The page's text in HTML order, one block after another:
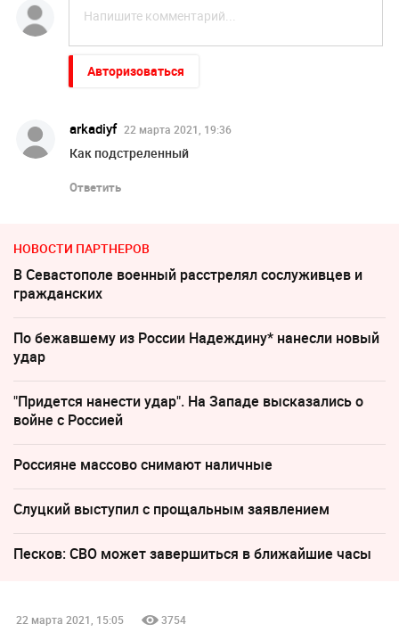
Авторизоваться
arkadiyf 22 марта 2021, 19:36
Как подстреленный
Ответить
НОВОСТИ ПАРТНЕРОВ
В Севастополе военный расстрелял сослуживцев и
гражданских
По бежавшему из России Надеждину* нанесли новый
удар
"Придется нанести удар". На Западе высказались о
войне с Россией
Россияне массово снимают наличные
Слуцкий выступил с прощальным заявлением
Песков: СВО может завершиться в ближайшие часы
22 марта 2021, 15:05 3754